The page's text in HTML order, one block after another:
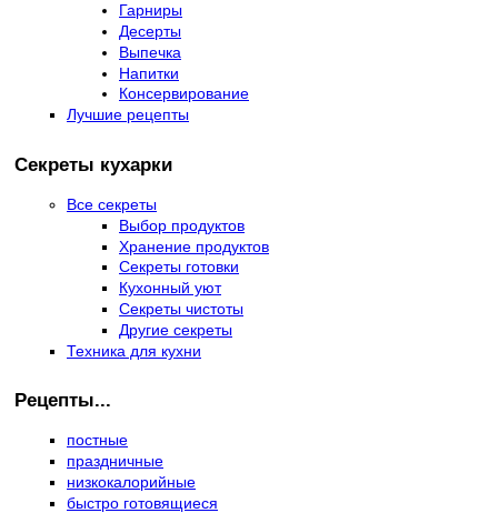
Гарниры
Десерты
Выпечка
Напитки
Консервирование
Лучшие рецепты
Секреты кухарки
Все секреты
Выбор продуктов
Хранение продуктов
Секреты готовки
Кухонный уют
Секреты чистоты
Другие секреты
Техника для кухни
Рецепты...
постные
праздничные
низкокалорийные
быстро готовящиеся